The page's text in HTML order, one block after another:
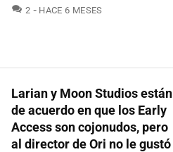
2 COMENTARIOS
HACE 6 MESES
Larian y Moon Studios están
de acuerdo en que los Early
Access son cojonudos, pero
al director de Ori no le gustó